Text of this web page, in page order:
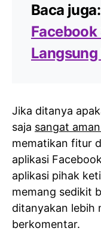
Baca
Jika ditanya
saja sangat
mematikan fitur
aplikasi
aplikasi pihak
memang sedikit
ditanyakan lebih
berkomentar.